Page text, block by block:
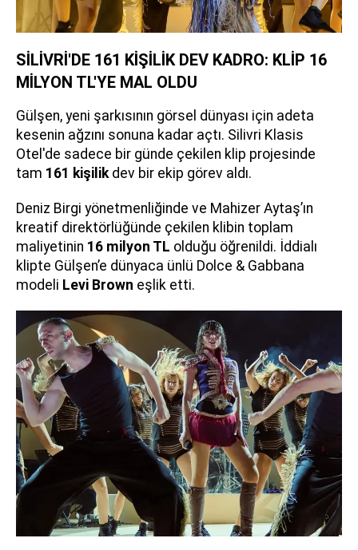
SİLİVRİ'DE 161 KİŞİLİK DEV KADRO: KLİP 16
MİLYON TL'YE MAL OLDU
Gülşen, yeni şarkısının görsel dünyası için adeta
kesenin ağzını sonuna kadar açtı. Silivri Klasis
Otel'de sadece bir günde çekilen klip projesinde
tam 161 kişilikdev bir ekip görev aldı.
Deniz Birgi yönetmenliğinde ve Mahizer Aytaş’ın
kreatif direktörlüğünde çekilen klibin toplam
maliyetinin 16 milyon TL olduğu öğrenildi. İddialı
klipte Gülşen’e dünyaca ünlü Dolce & Gabbana
modeli Levi Brown eşlik etti.